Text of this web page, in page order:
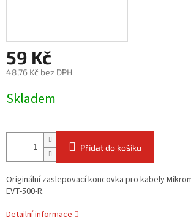
59 Kč
48,76 Kč bez DPH
cena:
Skladem
Přidat do košíku
Originální zaslepovací koncovka pro kabely
EVT-500-R.
Detailní informace